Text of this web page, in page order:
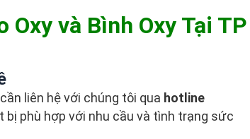
Oxy và Bình Oxy Tại TP
liên hệ với chúng tôi qua hotline
bị phù hợp với nhu cầu và tình trạng sức